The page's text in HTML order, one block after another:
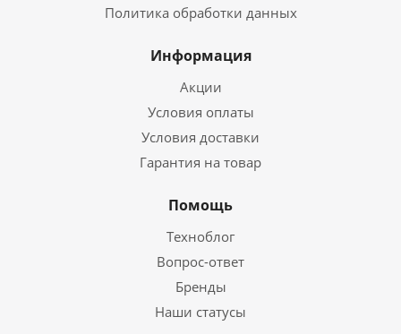
Политика обработки данных
Информация
Акции
Условия оплаты
Условия доставки
Гарантия на товар
Помощь
Техноблог
Вопрос-ответ
Бренды
Наши статусы